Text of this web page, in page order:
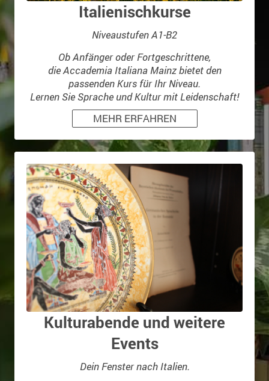
Italienischkurse
Niveaustufen A1-B2
Ob Anfänger oder Fortgeschrittene,
die Accademia Italiana Mainz bietet den
passenden Kurs für Ihr Niveau.
Lernen Sie Sprache und Kultur mit Leidenschaft!
MEHR ERFAHREN
Kulturabende und weitere
Events
Dein Fenster nach Italien.